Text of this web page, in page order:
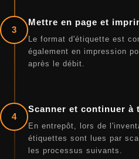
3
Mettre en page et
Le format d'étiquette est
également en impression
après le débit.
4
Scanner et continuer à
En entrepôt, lors de
étiquettes sont lues par
les processus suivants.